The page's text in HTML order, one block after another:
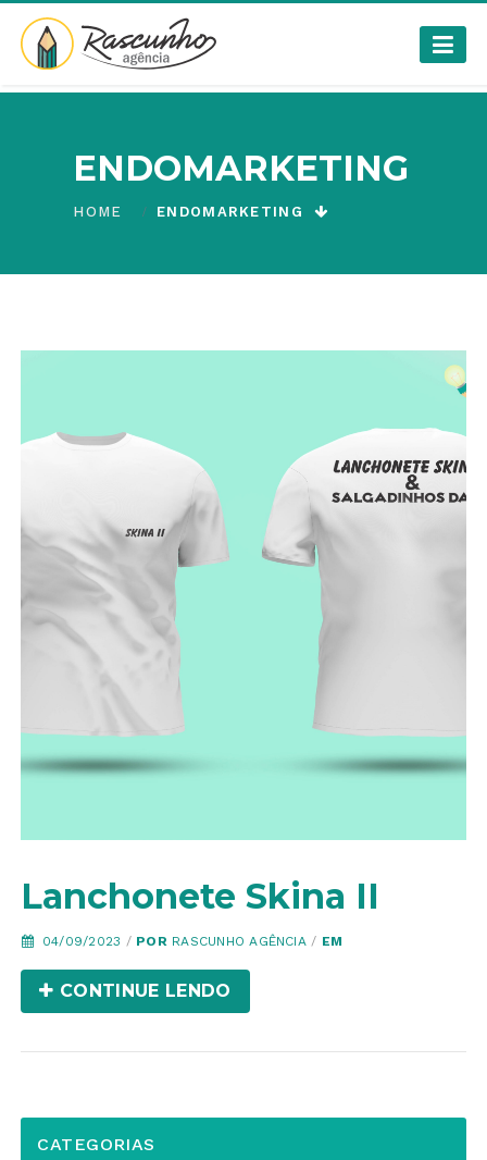
ENDOMARKETING
HOME ENDOMARKETING
Lanchonete Skina II
04/09/2023 / POR RASCUNHO AGÊNCIA / EM
CONTINUE LENDO
CATEGORIAS